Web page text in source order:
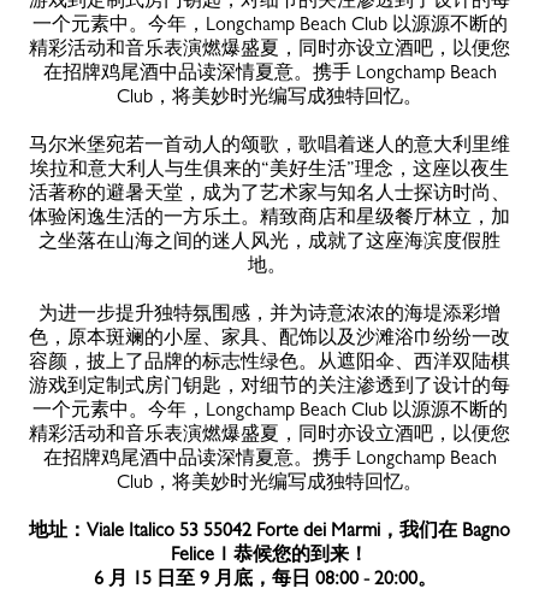
一个元素中。今年，Longchamp Beach Club 以源源不断的
精彩活动和音乐表演燃爆盛夏，同时亦设立酒吧，以便您
在招牌鸡尾酒中品读深情夏意。携手 Longchamp Beach
Club，将美妙时光编写成独特回忆。
马尔米堡宛若一首动人的颂歌，歌唱着迷人的意大利里维
埃拉和意大利人与生俱来的“美好生活”理念，这座以夜生
活著称的避暑天堂，成为了艺术家与知名人士探访时尚、
体验闲逸生活的一方乐土。精致商店和星级餐厅林立，加
之坐落在山海之间的迷人风光，成就了这座海滨度假胜
地。
为进一步提升独特氛围感，并为诗意浓浓的海堤添彩增
色，原本斑斓的小屋、家具、配饰以及沙滩浴巾纷纷一改
容颜，披上了品牌的标志性绿色。从遮阳伞、西洋双陆棋
游戏到定制式房门钥匙，对细节的关注渗透到了设计的每
一个元素中。今年，Longchamp Beach Club 以源源不断的
精彩活动和音乐表演燃爆盛夏，同时亦设立酒吧，以便您
在招牌鸡尾酒中品读深情夏意。携手 Longchamp Beach
Club，将美妙时光编写成独特回忆。
地址：Viale Italico 53 55042 Forte dei Marmi，我们在 Bagno
Felice 1 恭候您的到来！
6 月 15 日至 9 月底，每日 08:00 - 20:00。